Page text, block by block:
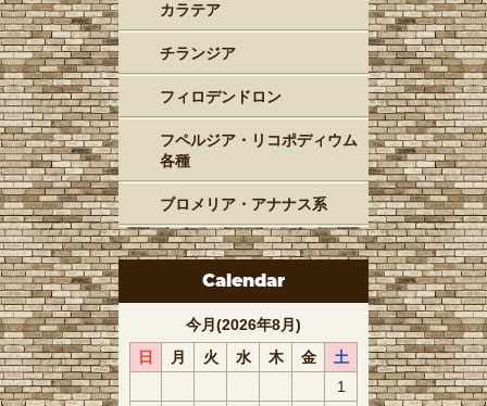
カラテア
チランジア
フィロデンドロン
フペルジア・リコポディウム
各種
ブロメリア・アナナス系
Calendar
今月(2026年8月)
日
月 火 水 木 金
土
1